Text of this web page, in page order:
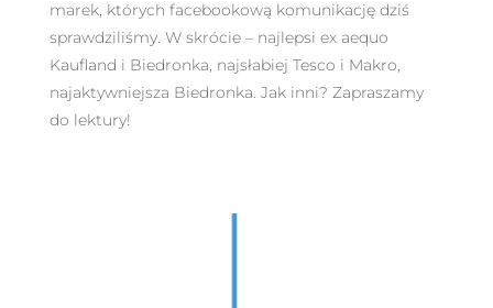
marek, których facebookową komunikację dziś
sprawdziliśmy. W skrócie – najlepsi ex aequo
Kaufland i Biedronka, najsłabiej Tesco i Makro,
najaktywniejsza Biedronka. Jak inni? Zapraszamy
do lektury!